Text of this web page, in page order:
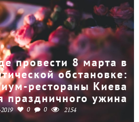
провести 8 марта в
обстановке:
рестораны Киева
праздничного ужина
0 0 2154